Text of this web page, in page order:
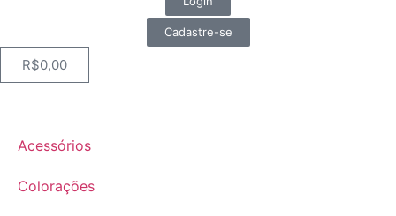
Cadastre-se
R$0,00
Acessórios
Colorações